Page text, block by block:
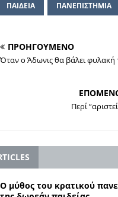
ΠΑΙΔΕΙΑ ΠΑΝΕΠΙΣΤΗΜΙΑ
ΠΡΟΗΓΟΥΜΕΝΟ
Όταν ο Άδωνις θα βάλει φυλακή
Περί
Ο μύθος του κρατικού